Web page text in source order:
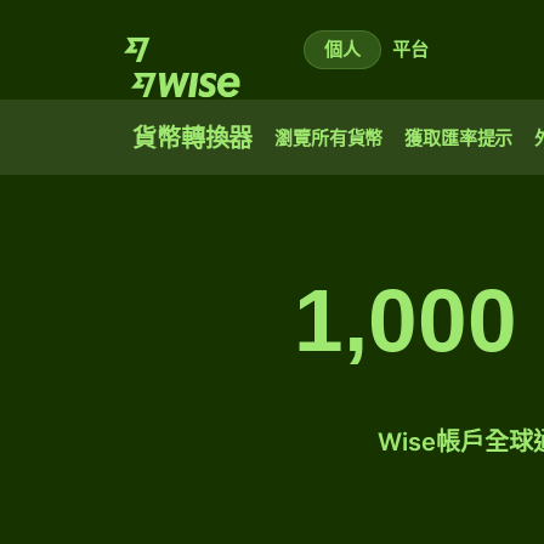
個人 平台
貨幣轉換器 瀏覽所有貨幣 獲取匯率提示
1,000
Wise帳戶全球